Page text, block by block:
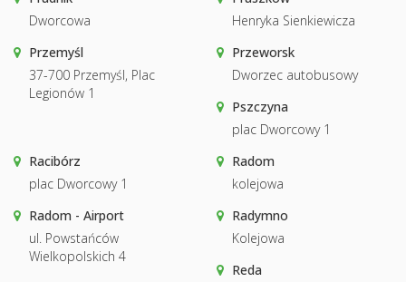
Dworcowa
Henryka Sienkiewicza
Przemyśl
37-700 Przemyśl, Plac
Legionów 1
Przeworsk
Dworzec autobusowy
Pszczyna
plac Dworcowy 1
Racibórz
plac Dworcowy 1
Radom
kolejowa
Radom - Airport
ul. Powstańców
Wielkopolskich 4
Radymno
Kolejowa
Reda